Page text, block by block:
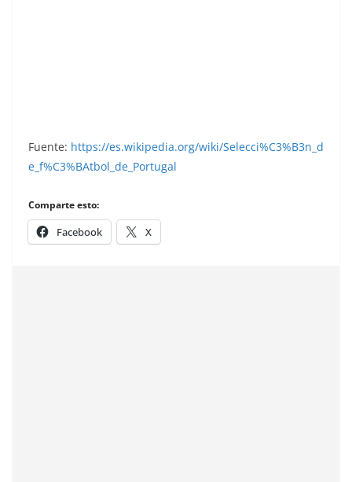
Fuente: https://es.wikipedia.org/wiki/Selecci%C3%B3n_d
e_f%C3%BAtbol_de_Portugal
Comparte esto:
Facebook X